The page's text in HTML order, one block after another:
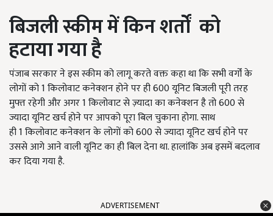
बिजली स्कीम में किन शर्तों को
हटाया गया है
पंजाब सरकार ने इस स्कीम को लागू करते वक्त कहा था कि सभी वर्गों के
लोगों को1किलोवाट कनेक्शन होने पर ही 600 यूनिट बिजली पूरी तरह
मुफ्त रहेगी और अगर1किलोवाट से ज़्यादा का कनेक्शन है तो600से
ज्यादा यूनिट खर्च होने पर आपको पूरा बिल चुकाना होगा. साथ
ही1किलोवाट कनेक्शन के लोगों को600से ज्यादा यूनिट खर्च होने पर
उससे आगे आने वाली यूनिट का ही बिल देना था. हालांकि अब इसमें बदलाव
कर दिया गया है.
ADVERTISEMENT